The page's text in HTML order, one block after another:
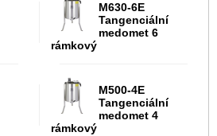
M630-6E
Tangenciální
medomet 6
rámkový
M500-4E
Tangenciální
medomet 4
rámkový